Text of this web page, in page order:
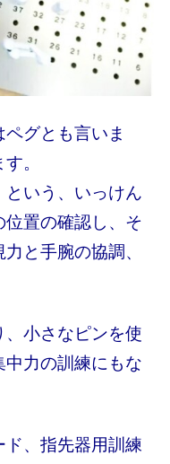
グとも言いま
。
という、いっけん
置の確認し、そ
と手腕の協調、
小さなピンを使
中力の訓練にもな
、指先器用訓練